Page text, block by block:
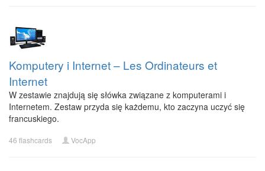
Komputery i Internet – Les Ordinateurs et
Internet
W zestawie znajdują się słówka związane z komputerami i
Internetem. Zestaw przyda się każdemu, kto zaczyna uczyć się
francuskiego.
46 flashcards VocApp